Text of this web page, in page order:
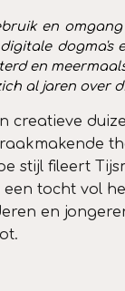
en
dogma's
en
al jaren over
creatieve
stijl fileert
tocht vol
en